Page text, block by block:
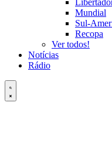
Mundial
Sul-
Recopa
Ver todos!
Notícias
Rádio